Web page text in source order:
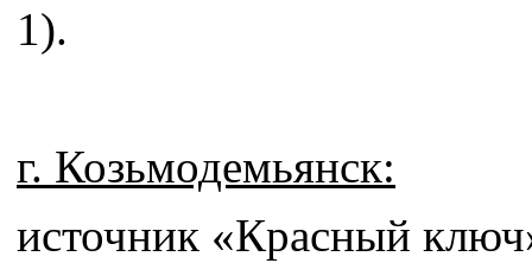
1).
г. Козьмодемьянск:
источник «Красный